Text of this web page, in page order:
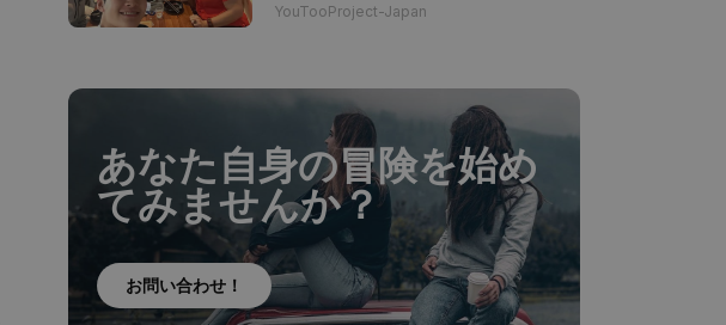
YouTooProject-Japan
あなた自身の冒険を始め
てみませんか？
お問い合わせ！